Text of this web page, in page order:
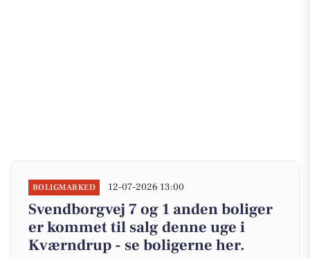
BOLIGMARKED 12-07-2026 13:00
Svendborgvej 7 og 1 anden boliger
er kommet til salg denne uge i
Kværndrup - se boligerne her.